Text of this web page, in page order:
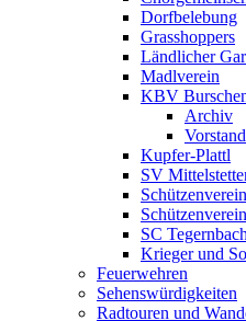
Dorfbelebung
Grasshoppers
Ländlicher
Madlverein
KBV
Archiv
Vorstand
Kupfer-Plattl
SV
SC Tegernbach
Krieger und
Feuerwehren
Sehenswürdigkeiten
Radtouren und